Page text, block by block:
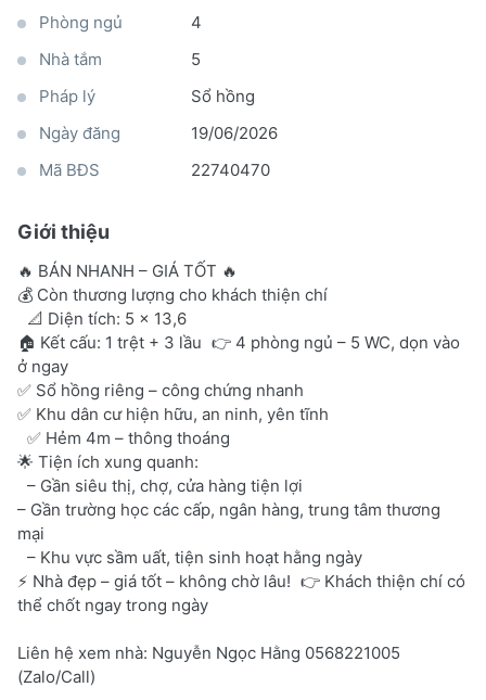
Phòng ngủ
4
Nhà tắm
5
Pháp lý
Sổ hồng
Ngày đăng
19/06/2026
Mã BĐS
22740470
Giới thiệu
🔥 BÁN NHANH – GIÁ TỐT 🔥
💰 Còn thương lượng cho khách thiện chí
📐 Diện tích: 5 x 13,6
🏠 Kết cấu: 1 trệt + 3 lầu 👉 4 phòng ngủ – 5 WC, dọn vào
ở ngay
✅ Sổ hồng riêng – công chứng nhanh
✅ Khu dân cư hiện hữu, an ninh, yên tĩnh
✅ Hẻm 4m – thông thoáng
🌟 Tiện ích xung quanh:
– Gần siêu thị, chợ, cửa hàng tiện lợi
– Gần trường học các cấp, ngân hàng, trung tâm thương
mại
– Khu vực sầm uất, tiện sinh hoạt hằng ngày
⚡ Nhà đẹp – giá tốt – không chờ lâu! 👉 Khách thiện chí có
thể chốt ngay trong ngày
Liên hệ xem nhà: Nguyễn Ngọc Hằng 0568221005
(Zalo/Call)